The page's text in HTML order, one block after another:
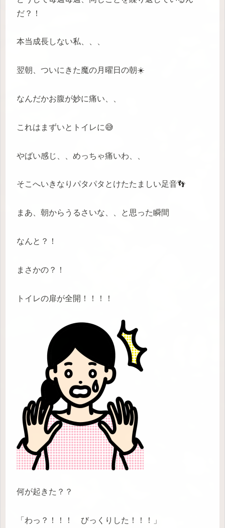
だ？！
本当成長しない私、、、
翌朝、ついにきた魔の月曜日の朝☀️
なんだかお腹が妙に痛い、、
これはまずいとトイレに😅
やばい感じ、、めっちゃ痛いわ、、
そこへいきなりパタパタとけたたましい足音👣
まあ、朝からうるさいな、、と思った瞬間
なんと？！
まさかの？！
トイレの扉が全開！！！！
何が起きた？？
「わっ？！！！ びっくりした！！！」